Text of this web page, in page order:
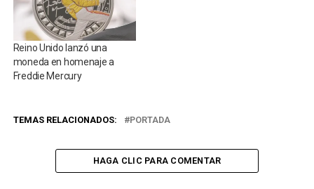
Reino Unido lanzó una
moneda en homenaje a
Freddie Mercury
TEMAS RELACIONADOS: PORTADA
HAGA CLIC PARA COMENTAR